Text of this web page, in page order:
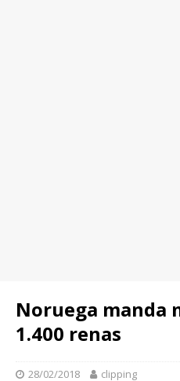
Noruega manda
1.400 renas
28/02/2018 clipping